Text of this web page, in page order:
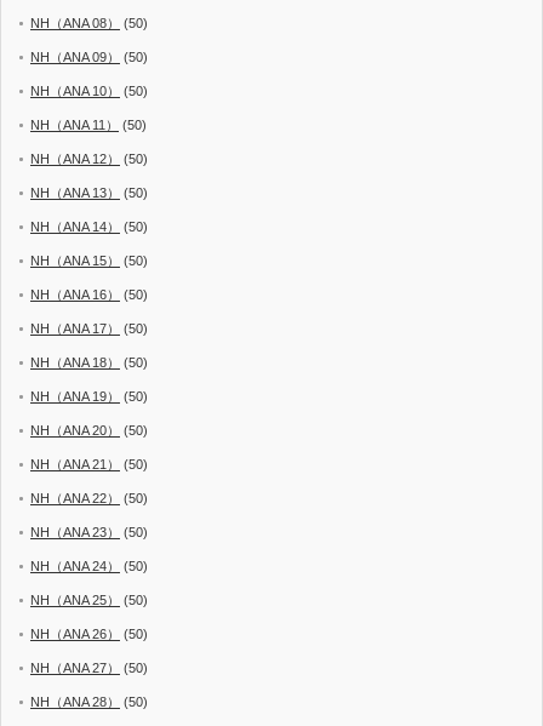
NH（ANA 08） (50)
NH（ANA 09） (50)
NH（ANA 10） (50)
NH（ANA 11） (50)
NH（ANA 12） (50)
NH（ANA 13） (50)
NH（ANA 14） (50)
NH（ANA 15） (50)
NH（ANA 16） (50)
NH（ANA 17） (50)
NH（ANA 18） (50)
NH（ANA 19） (50)
NH（ANA 20） (50)
NH（ANA 21） (50)
NH（ANA 22） (50)
NH（ANA 23） (50)
NH（ANA 24） (50)
NH（ANA 25） (50)
NH（ANA 26） (50)
NH（ANA 27） (50)
NH（ANA 28） (50)